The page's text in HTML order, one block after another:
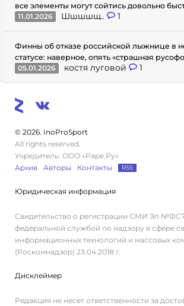
все элементы могут сойтись довольно
11.01.2026
Шшшшщ.. 1
Финны об отказе российской лыжнице в
статусе: наверное, опять «страшная
05.01.2026
костя луговой 1
© 2026. InoProSport
All rights reserved.
Учредитель: ООО «Раре.Ру»
Архив
Авторы Контакты RSS
Юридическая информация
Свидетельство о регистрации СМИ Эл
федеральной службой по надзору в сфере
информационных технологий и массовых
(Роскомнадзор) 23.04.2018 г.
Дисклеймер
Редакция не несет ответственности за